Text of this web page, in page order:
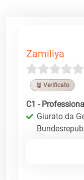
Zamiliya
🥉 Verificato
C1 -
Giurato da